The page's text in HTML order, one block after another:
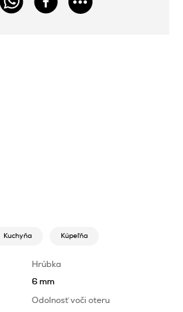
Kuchyňa Kúpeľňa
Hrúbka
6 mm
Odolnosť voči oteru